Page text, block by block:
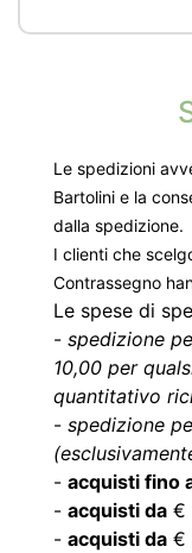
Le spedizioni
Bartolini e la
dalla spedizione.
I clienti che
Contrassegno
Le spese di
- spedizione
10,00 per
quantitativo
- spedizione
- acquisti fino
- acquisti da €
- acquisti da €